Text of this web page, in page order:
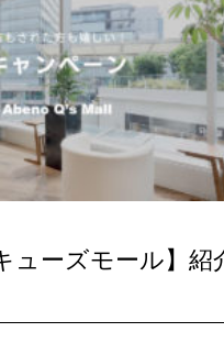
ューズモール】紹